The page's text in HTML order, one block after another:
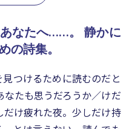
なたへ……。
静かに
の詩集。
つけるために読むのだと
たも思うだろうか／けだ
け疲れた夜。少しだけ持